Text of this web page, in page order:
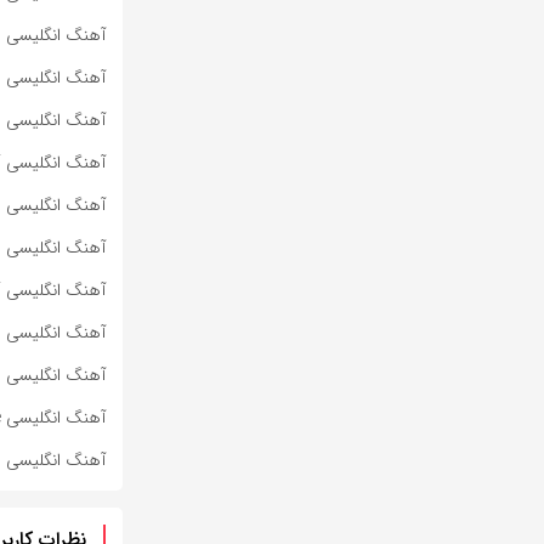
آهنگ انگلیسی METALLIC STALLION از MARINA به همراه متن و ترجمه مجزا
آهنگ انگلیسی JE NE SAIS QUOI از MARINA به همراه متن و ترجمه مجزا
آهنگ انگلیسی I <3 YOU از MARINA به همراه متن و ترجمه مجزا
آهنگ انگلیسی HELLO KITTY از MARINA به همراه متن و ترجمه مجزا
آهنگ انگلیسی FINAL BOSS از MARINA به همراه متن و ترجمه مجزا
آهنگ انگلیسی EVERYBODY KNOWS I’M SAD از MARINA به همراه متن و ترجمه مجزا
آهنگ انگلیسی DIGITAL FANTASY از MARINA به همراه متن و ترجمه مجزا
آهنگ انگلیسی Weird World از Backstreet Boys به همراه متن و ترجمه مجزا
آهنگ انگلیسی Unsuspecting Sunday Afternoon از Backstreet Boys به همراه متن و ترجمه مجزا
آهنگ انگلیسی Unmistakable از Backstreet Boys به همراه متن و ترجمه مجزا
آهنگ انگلیسی The Call از Backstreet Boys به همراه متن و ترجمه مجزا